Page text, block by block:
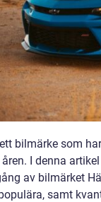
bilmärke som
I denna
av bilmärket
samt